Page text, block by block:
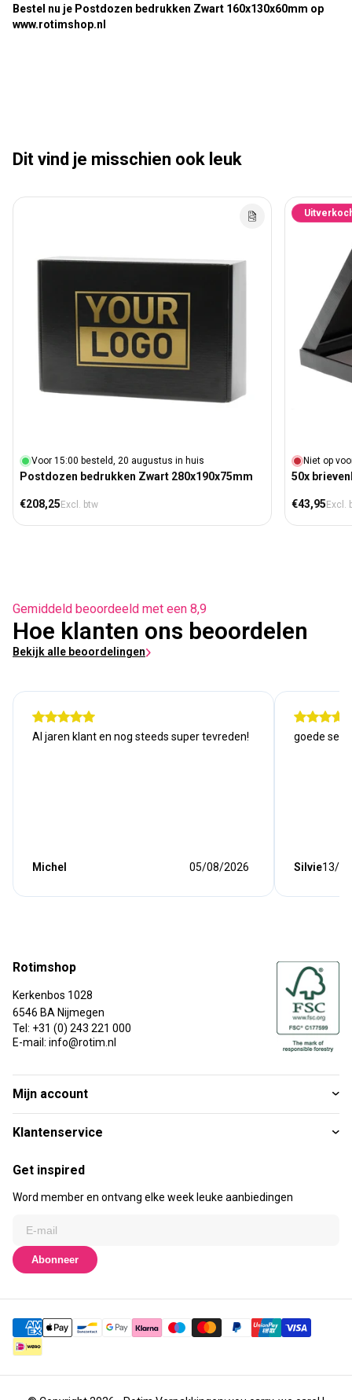
Bestel nu je Postdozen bedrukken Zwart 160x130x60mm op
www.rotimshop.nl
Dit vind je misschien ook leuk
Voor 15:00 besteld, 20 augustus in huis
Postdozen bedrukken Zwart 280x190x75mm
Normale prijs
€208,25 Excl. btw
Niet op
50x
Normale
€43,95 Excl.
Gemiddeld beoordeeld met een 8,9
Hoe klanten ons beoordelen
Bekijk alle beoordelingen
Al jaren klant en nog steeds super tevreden!
Michel 05/08/2026
goede
Silvie13/
Rotimshop
Kerkenbos 1028
6546 BA Nijmegen
Tel: +31 (0) 243 221 000
E-mail: info@rotim.nl
Mijn account
Klantenservice
Get inspired
Word member en ontvang elke week leuke aanbiedingen
Abonneer